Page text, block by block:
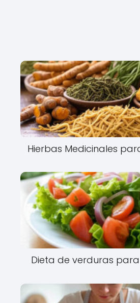
Hierbas Medicinales
Dieta de verduras para